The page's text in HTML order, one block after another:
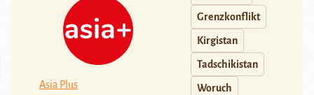
Asia Plus
Grenzkonflikt
Kirgistan
Tadschikistan
Woruch